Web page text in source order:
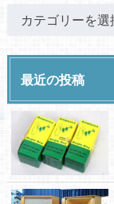
最近の投稿